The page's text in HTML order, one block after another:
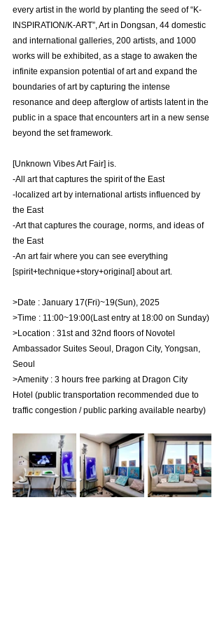
every artist in the world by planting the seed of “K-
INSPIRATION/K-ART”, Art in Dongsan, 44 domestic
and international galleries, 200 artists, and 1000
works will be exhibited, as a stage to awaken the
infinite expansion potential of art and expand the
boundaries of art by capturing the intense
resonance and deep afterglow of artists latent in the
public in a space that encounters art in a new sense
beyond the set framework.
[Unknown Vibes Art Fair] is.
-All art that captures the spirit of the East
-localized art by international artists influenced by
the East
-Art that captures the courage, norms, and ideas of
the East
-An art fair where you can see everything
[spirit+technique+story+original] about art.
>Date : January 17(Fri)~19(Sun), 2025
>Time : 11:00~19:00(Last entry at 18:00 on Sunday)
>Location : 31st and 32nd floors of Novotel
Ambassador Suites Seoul, Dragon City, Yongsan,
Seoul
>Amenity : 3 hours free parking at Dragon City
Hotel (public transportation recommended due to
traffic congestion / public parking available nearby)